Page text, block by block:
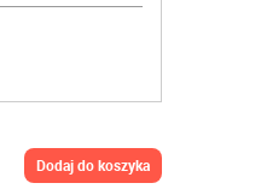
dodaj do koszyka